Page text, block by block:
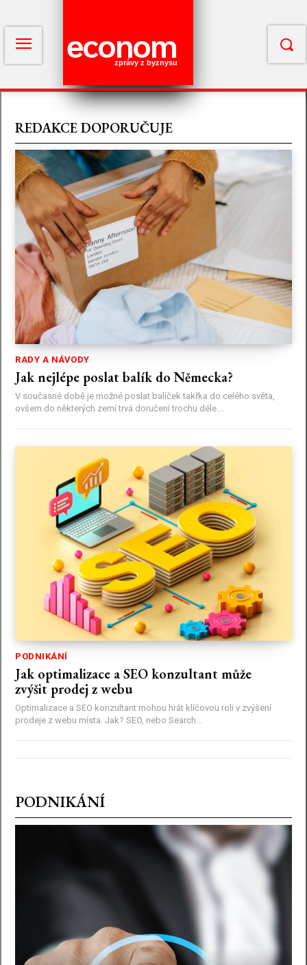
econom
zprávy z byznysu
REDAKCE DOPORUČUJE
RADY A NÁVODY
Jak nejlépe poslat balík do Německa?
V současné době je možné poslat balíček takřka do celého světa,
ovšem do některých zemí trvá doručení trochu déle....
PODNIKÁNÍ
Jak optimalizace a SEO konzultant může
zvýšit prodej z webu
Optimalizace a SEO konzultant mohou hrát klíčovou roli v zvýšení
prodeje z webu místa. Jak? SEO, nebo Search...
PODNIKÁNÍ